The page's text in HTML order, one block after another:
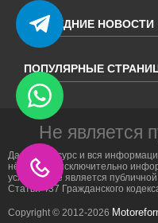
ПОСЛЕДНИЕ НОВОСТИ
ПОПУЛЯРНЫЕ
Не является
Данный ресурс и вся
нём, носит исключительно
условиях не является
Статьи 437 Гражданского
Copyright © 2012-2026